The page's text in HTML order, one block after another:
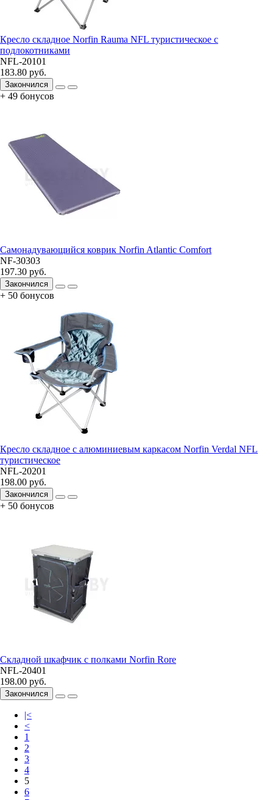
Кресло складное Norfin Rauma NFL туристическое с
подлокотниками
NFL-20101
183.80 руб.
Закончился
+ 49 бонусов
Самонадувающийся коврик Norfin Atlantic Comfort
NF-30303
197.30 руб.
Закончился
+ 50 бонусов
Кресло складное с алюминиевым каркасом Norfin Verdal NFL
туристическое
NFL-20201
198.00 руб.
Закончился
+ 50 бонусов
Складной шкафчик с полками Norfin Rore
NFL-20401
198.00 руб.
Закончился
|<
<
1
2
3
4
5
6